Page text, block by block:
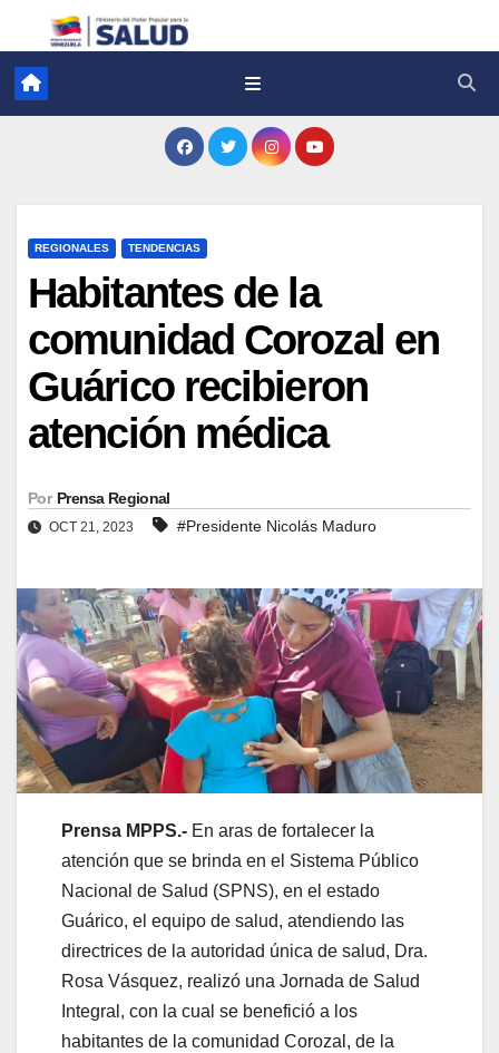
REGIONALES TENDENCIAS
Habitantes de la
comunidad Corozal en
Guárico recibieron
atención médica
Por Prensa Regional
OCT 21, 2023 #Presidente Nicolás Maduro
Prensa MPPS.- En aras de fortalecer la
atención que se brinda en el Sistema Público
Nacional de Salud (SPNS), en el estado
Guárico, el equipo de salud, atendiendo las
directrices de la autoridad única de salud, Dra.
Rosa Vásquez, realizó una Jornada de Salud
Integral, con la cual se benefició a los
habitantes de la comunidad Corozal, de la